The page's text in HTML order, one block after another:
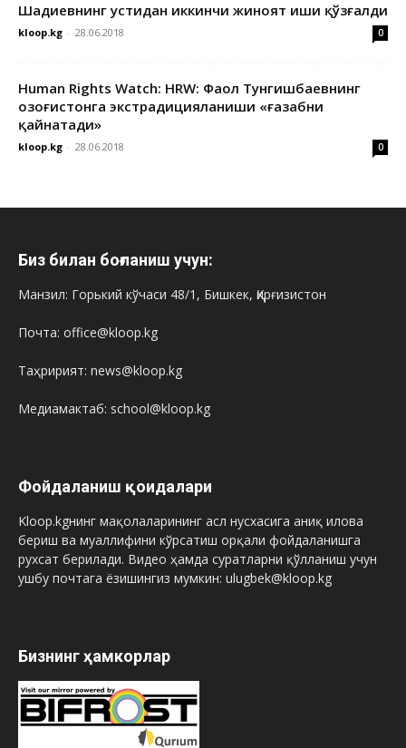
Шадиевнинг устидан иккинчи жиноят иши қўзғалди
kloop.kg - 28.06.2018 0
Human Rights Watch: HRW: Фаол Тунгишбаевнинг
Қозоғистонга экстрадицияланиши «ғазабни
қайнатади»
kloop.kg - 28.06.2018 0
Биз билан боғланиш учун:
Манзил: Горький кўчаси 48/1, Бишкек, Қирғизистон
Почта: office@kloop.kg
Таҳририят: news@kloop.kg
Медиамактаб: school@kloop.kg
Фойдаланиш қоидалари
Kloop.kgнинг мақолаларининг асл нусхасига аниқ илова
бериш ва муаллифини кўрсатиш орқали фойдаланишга
рухсат берилади. Видео ҳамда суратларни қўлланиш учун
ушбу почтага ёзишингиз мумкин: ulugbek@kloop.kg
Бизнинг ҳамкорлар